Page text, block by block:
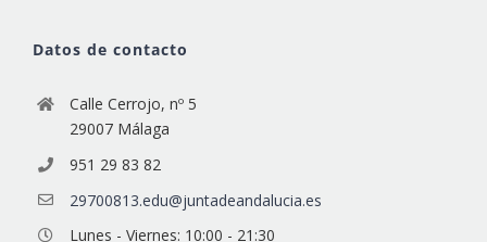
Datos de contacto
Calle Cerrojo, nº 5
29007 Málaga
951 29 83 82
29700813.edu@juntadeandalucia.es
Lunes - Viernes: 10:00 - 21:30